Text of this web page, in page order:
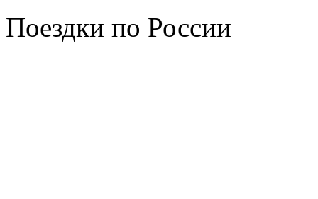
Поездки по России